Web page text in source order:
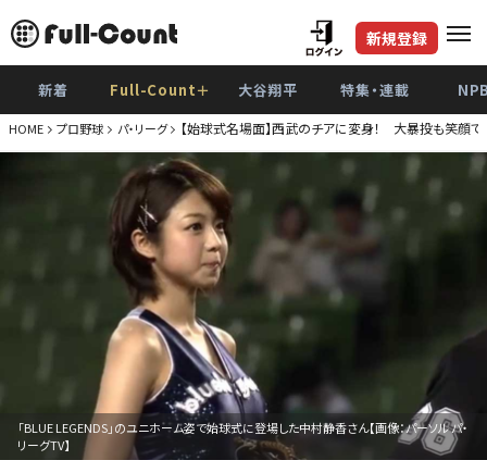
新規登録
新着 Full-Count＋ 大谷翔平 特集・連載
HOME プロ野球 パ・リーグ 【始球式名場面】西武のチアに変身！ 大暴投も笑顔
「BLUE LEGENDS」のユニホーム姿で始球式に登場した中村静香さん【画像：パーソル パ・
リーグTV】